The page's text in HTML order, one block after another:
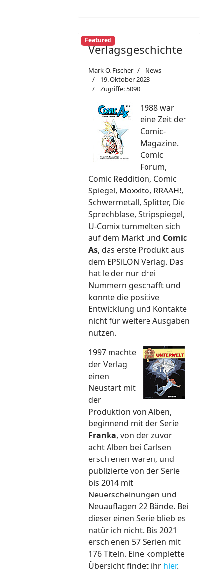
Featured
Verlagsgeschichte
Mark O. Fischer
News
19. Oktober 2023
Zugriffe: 5090
1988 war
eine Zeit der
Comic-
Magazine.
Comic
Forum,
Comic Reddition, Comic
Spiegel, Moxxito, RRAAH!,
Schwermetall, Splitter, Die
Sprechblase, Stripspiegel,
U-Comix tummelten sich
auf dem Markt und Comic
As, das erste Produkt aus
dem EPSiLON Verlag. Das
hat leider nur drei
Nummern geschafft und
konnte die positive
Entwicklung und Kontakte
nicht für weitere Ausgaben
nutzen.
1997 machte
der Verlag
einen
Neustart mit
der
Produktion von Alben,
beginnend mit der Serie
Franka, von der zuvor
acht Alben bei Carlsen
erschienen waren, und
publizierte von der Serie
bis 2014 mit
Neuerscheinungen und
Neuauflagen 22 Bände. Bei
dieser einen Serie blieb es
natürlich nicht. Bis 2021
erschienen 57 Serien mit
176 Titeln. Eine komplette
Übersicht findet ihr hier.